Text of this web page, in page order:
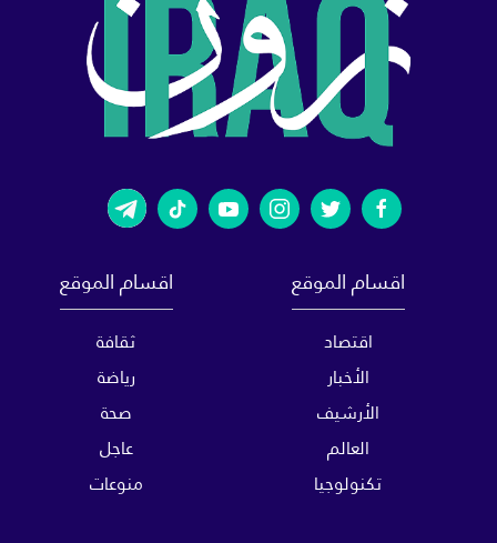
اقسام الموقع
اقتصاد
الأخبار
الأرشيف
العالم
تكنولوجيا
اقسام الموقع
ثقافة
رياضة
صحة
عاجل
منوعات